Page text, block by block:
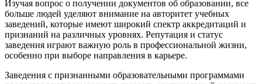
Изучая вопрос о получении документов об образовании, все
больше людей уделяют внимание на авторитет учебных
заведений, которые имеют широкий спектр аккредитаций и
признаний на различных уровнях. Репутация и статус
заведения играют важную роль в профессиональной жизни,
особенно при выборе направления в карьере.
Заведения с признанными образовательными программами